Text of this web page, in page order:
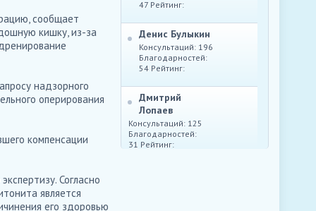
сообщает
кишку, из-за
надзорного
оперирования
компенсации
Согласно
является
его здоровью
47 Рейтинг:
Денис Булыкин
Консультаций: 196
Благодарностей:
54 Рейтинг:
Дмитрий
Лопаев
Консультаций: 125
Благодарностей:
31 Рейтинг: